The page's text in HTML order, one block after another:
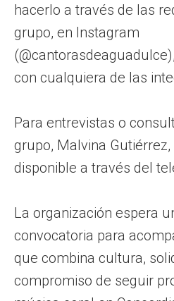
hacerlo a través de las
grupo, en Instagram
con cualquiera de las
Para entrevistas o
grupo, Malvina
disponible a través del
La organización espera
convocatoria para
que combina cultura,
compromiso de seguir